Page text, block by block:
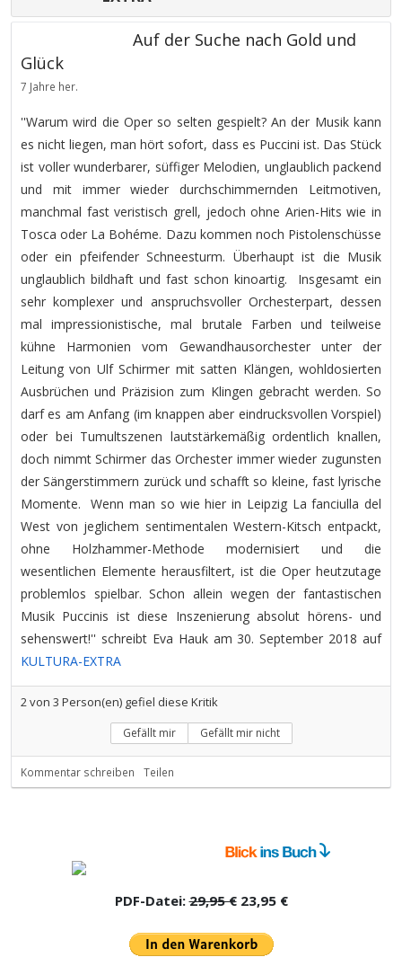
Auf der Suche nach Gold und
Glück
7 Jahre her.
''Warum wird die Oper so selten gespielt? An der Musik kann
es nicht liegen, man hört sofort, dass es Puccini ist. Das Stück
ist voller wunderbarer, süffiger Melodien, unglaublich packend
und mit immer wieder durchschimmernden Leitmotiven,
manchmal fast veristisch grell, jedoch ohne Arien-Hits wie in
Tosca oder La Bohéme. Dazu kommen noch Pistolenschüsse
oder ein pfeifender Schneesturm. Überhaupt ist die Musik
unglaublich bildhaft und fast schon kinoartig. Insgesamt ein
sehr komplexer und anspruchsvoller Orchesterpart, dessen
mal impressionistische, mal brutale Farben und teilweise
kühne Harmonien vom Gewandhausorchester unter der
Leitung von Ulf Schirmer mit satten Klängen, wohldosierten
Ausbrüchen und Präzision zum Klingen gebracht werden. So
darf es am Anfang (im knappen aber eindrucksvollen Vorspiel)
oder bei Tumultszenen lautstärkemäßig ordentlich knallen,
doch nimmt Schirmer das Orchester immer wieder zugunsten
der Sängerstimmern zurück und schafft so kleine, fast lyrische
Momente. Wenn man so wie hier in Leipzig La fanciulla del
West von jeglichem sentimentalen Western-Kitsch entpackt,
ohne Holzhammer-Methode modernisiert und die
wesentlichen Elemente herausfiltert, ist die Oper heutzutage
problemlos spielbar. Schon allein wegen der fantastischen
Musik Puccinis ist diese Inszenierung absolut hörens- und
sehenswert!'' schreibt Eva Hauk am 30. September 2018 auf
KULTURA-EXTRA
2von 3 Person(en) gefiel diese Kritik
Gefällt mir Gefällt mir nicht
Kommentar schreiben Teilen
PDF-Datei:29,95 €23,95 €